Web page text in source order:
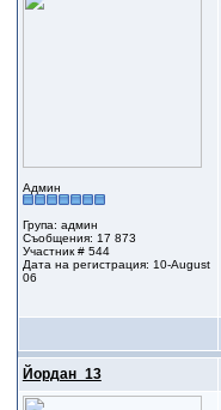
Админ
Група: админ
Съобщения: 17 873
Участник # 544
Дата на регистрация: 10-August
06
Йордан_13